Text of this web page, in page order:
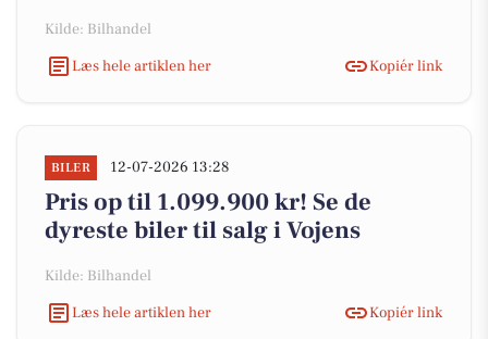
Kilde: Bilhandel
Læs hele artiklen her
Kopiér link
BILER 12-07-2026 13:28
Pris op til 1.099.900 kr! Se de
dyreste biler til salg i Vojens
Kilde: Bilhandel
Læs hele artiklen her
Kopiér link